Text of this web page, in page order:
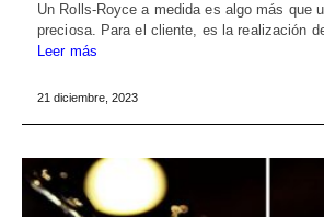
Un Rolls-Royce a medida es algo más que
preciosa. Para el cliente, es la realización
Leer más
21 diciembre, 2023